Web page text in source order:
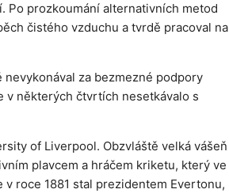
Po prozkoumání alternativních metod
čistého vzduchu a tvrdě pracoval na
za bezmezné podpory
v některých čtvrtích nesetkávalo s
of Liverpool. Obzvláště velká vášeň
plavcem a hráčem kriketu, který ve
roce 1881 stal prezidentem Evertonu,